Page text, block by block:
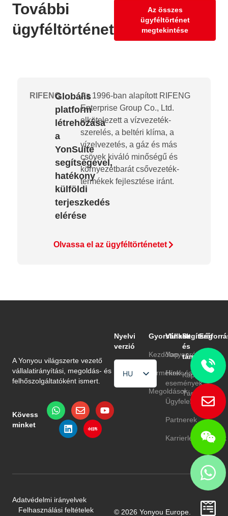
További
ügyféltörténetek
Az összes
ügyféltörténet
megtekintése
RIFENGGlobális
platform
létrehozása
a
YonSuite
segítségével,
hatékony
külföldi
terjeszkedés
elérése
Az 1996-ban alapított RIFENG
Enterprise Group Co., Ltd.
elkötelezett a vízvezeték-
szerelés, a beltéri klíma, a
vízelvezetés, a gáz és más
csövek kiváló minőségű és
környezetbarát csővezeték-
termékek fejlesztése iránt.
Olvassa el az ügyféltörténetet
A Yonyou világszerte vezető
vállalatirányítási, megoldás- és
felhőszolgáltatóként ismert.
Kövess
minket
Nyelvi
verzió
HU
EN
Gyorslinkek
Kezdőlap
Termékek
Megoldások
Vállalat
Yonyouról
Hírek és
események
Ügyfelek
Partnerek
Karrierlehetőségek
Segítség
és
támogatás
Kapcsolat
Támogatás
GYIK
© 2026 Yonyou Europe. All
Adatvédelmi irányelvek
Felhasználási feltételek